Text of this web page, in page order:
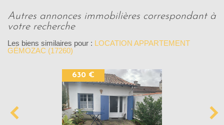
autres annonces immobilières correspondant à
votre recherche
Les biens similaires pour : LOCATION APPARTEMENT
GÉMOZAC (17260)
630 €